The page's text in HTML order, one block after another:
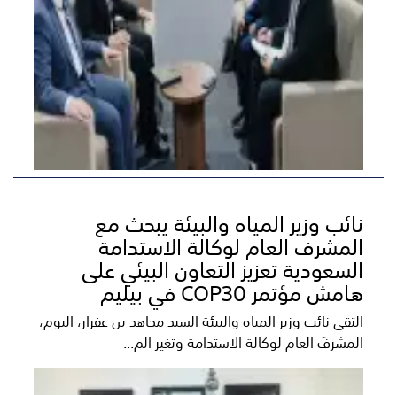
نائب وزير المياه والبيئة يبحث مع
المشرف العام لوكالة الاستدامة
السعودية تعزيز التعاون البيئي على
هامش مؤتمر COP30 في بيليم
التقى نائب وزير المياه والبيئة السيد مجاهد بن عفرار، اليوم،
المشرفَ العام لوكالة الاستدامة وتغير الم...